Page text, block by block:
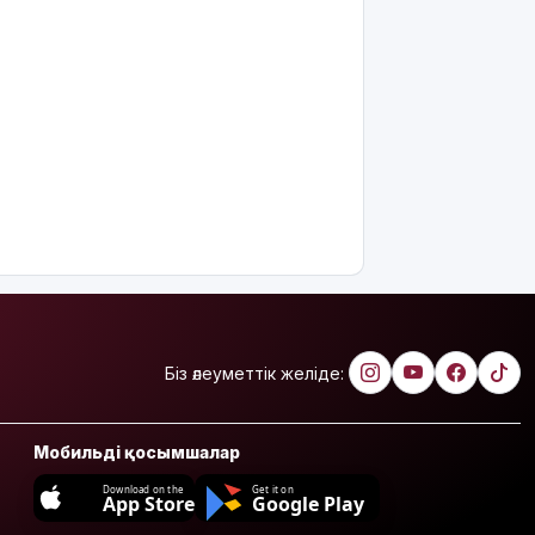
Біз әлеуметтік желіде:
Мобильді қосымшалар
Download on the
App Store
Get it on
Google Play